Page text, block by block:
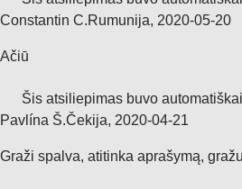
Constantin C.Rumunija, 2020‑05‑20
Ačiū
Šis atsiliepimas buvo
Pavlína Š.Čekija, 2020‑04‑21
Graži spalva, atitinka aprašymą,